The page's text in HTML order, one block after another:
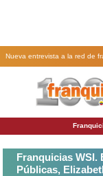
Nueva entrevista a la red de
Franquicias WSI.
Públicas,